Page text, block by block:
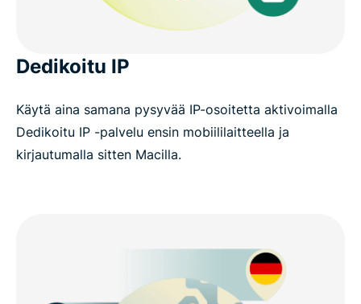
Dedikoitu IP
Käytä aina samana pysyvää IP-osoitetta aktivoimalla
Dedikoitu IP -palvelu ensin mobiililaitteella ja
kirjautumalla sitten Macilla.